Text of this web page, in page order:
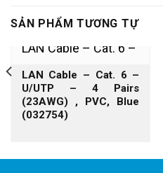
SẢN PHẨM TƯƠNG TỰ
LAN Cable – Cat. 6 –
U/UTP – 4 Pairs,
PVC, Blue
LAN Cable – Cat. 6 –
U/UTP – 4 Pairs
(23AWG) , PVC, Blue
(032754)